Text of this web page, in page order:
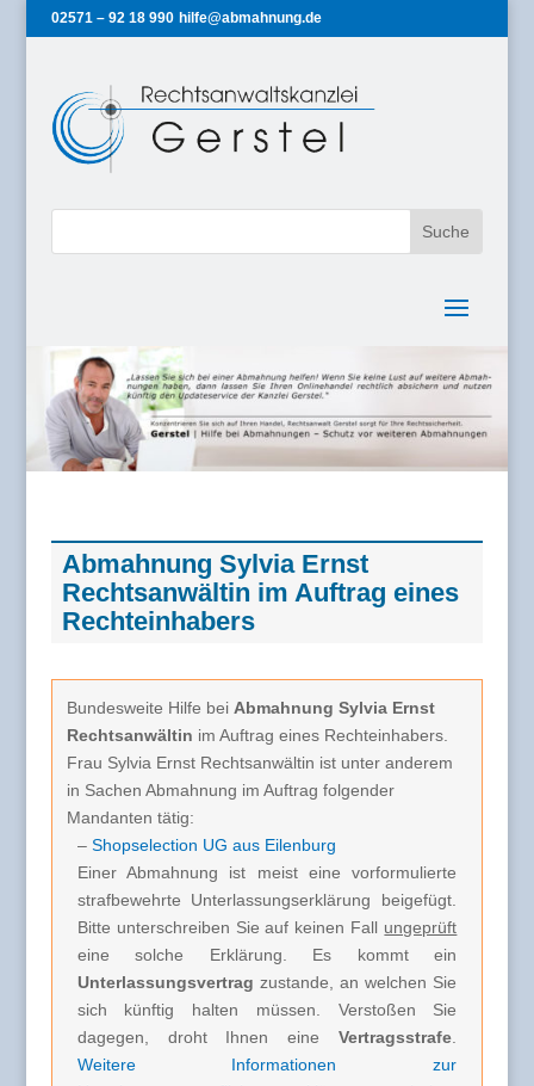
02571 – 92 18 990 hilfe@abmahnung.de
Abmahnung Sylvia Ernst
Rechtsanwältin im Auftrag eines
Rechteinhabers
Bundesweite Hilfe bei Abmahnung Sylvia Ernst
Rechtsanwältin im Auftrag eines Rechteinhabers.
Frau Sylvia Ernst Rechtsanwältin ist unter anderem
in Sachen Abmahnung im Auftrag folgender
Mandanten tätig:
– Shopselection UG aus Eilenburg
Einer Abmahnung ist meist eine vorformulierte
strafbewehrte Unterlassungserklärung beigefügt.
Bitte unterschreiben Sie auf keinen Fall ungeprüft
eine solche Erklärung. Es kommt ein
Unterlassungsvertrag zustande, an welchen Sie
sich künftig halten müssen. Verstoßen Sie
dagegen, droht Ihnen eineVertragsstrafe.
Weitere Informationen zur